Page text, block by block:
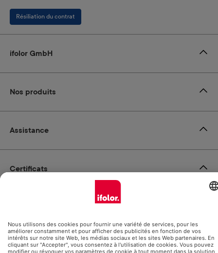
Certificats
Résiliation du contrat
ifolor GmbH
Nos produits
Assistance
Modes de paiement